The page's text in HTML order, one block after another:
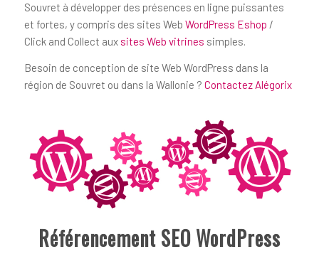
Souvret à développer des présences en ligne puissantes
et fortes, y compris des sites Web WordPress Eshop /
Click and Collect aux sites Web vitrines simples.
Besoin de conception de site Web WordPress dans la
région de Souvret ou dans la Wallonie ? Contactez Alégorix
Référencement SEO WordPress